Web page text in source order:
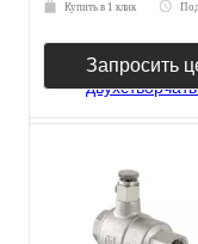
Купить в 1 клик
Запросить